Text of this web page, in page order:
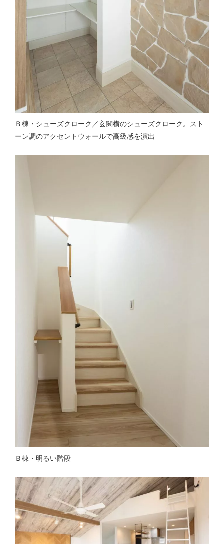
Ｂ棟・シューズクローク／玄関横のシューズクローク。スト
ーン調のアクセントウォールで高級感を演出
Ｂ棟・明るい階段